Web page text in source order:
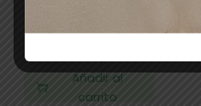
CLIP ASUER
Añadir al
carrito